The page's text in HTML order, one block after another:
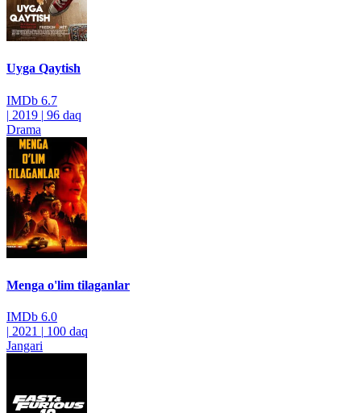
Uyga Qaytish
IMDb 6.7
| 2019 | 96 daq
Drama
Menga o'lim tilaganlar
IMDb 6.0
| 2021 | 100 daq
Jangari